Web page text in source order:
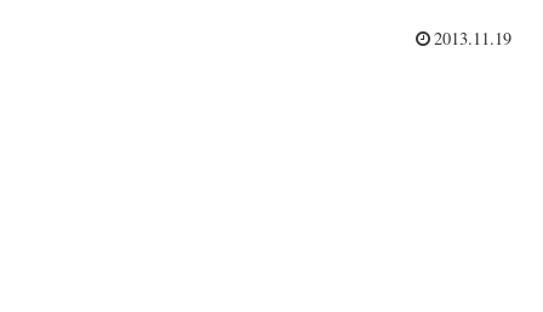
2013.11.19